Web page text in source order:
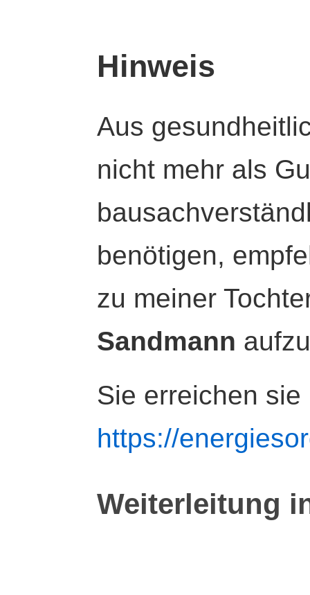
Hinweis
Aus
nicht mehr als
benötigen,
zu meiner
Sandmann
Sie erreichen sie
https://
Weiterleitung